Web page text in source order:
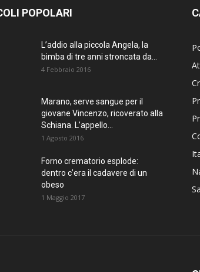
POPOLARI
L’addio alla piccola Angela, la
bimba di tre anni stroncata da...
4 Febbraio 2016
Marano, serve sangue per il
giovane Vincenzo, ricoverato alla
Schiana. L’appello...
1 Agosto 2016
Forno crematorio esplode:
dentro c’era il cadavere di un
obeso
1 Maggio 2017